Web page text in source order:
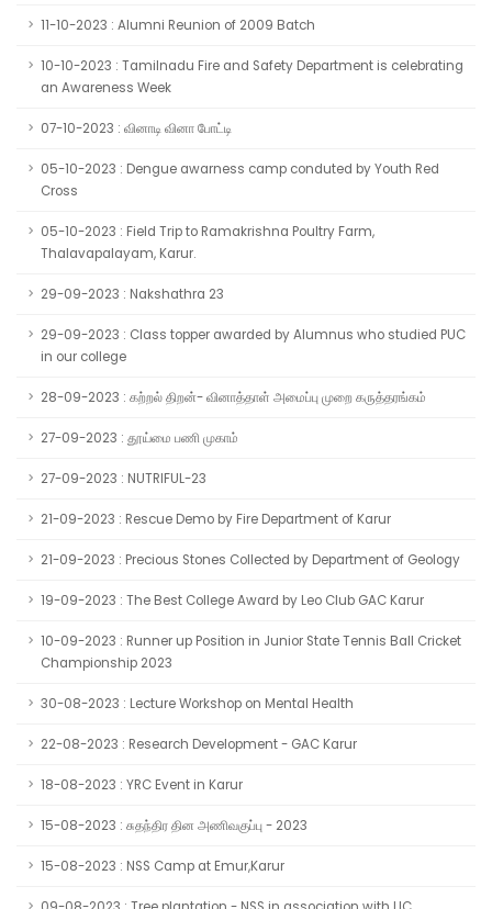
11-10-2023 : Alumni Reunion of 2009 Batch
10-10-2023 : Tamilnadu Fire and Safety Department is celebrating
an Awareness Week
07-10-2023 : வினாடி வினா போட்டி
05-10-2023 : Dengue awarness camp conduted by Youth Red
Cross
05-10-2023 : Field Trip to Ramakrishna Poultry Farm,
Thalavapalayam, Karur.
29-09-2023 : Nakshathra 23
29-09-2023 : Class topper awarded by Alumnus who studied PUC
in our college
28-09-2023 : கற்றல் திறன்- வினாத்தாள் அமைப்பு முறை கருத்தரங்கம்
27-09-2023 : தூய்மை பணி முகாம்
27-09-2023 : NUTRIFUL-23
21-09-2023 : Rescue Demo by Fire Department of Karur
21-09-2023 : Precious Stones Collected by Department of Geology
19-09-2023 : The Best College Award by Leo Club GAC Karur
10-09-2023 : Runner up Position in Junior State Tennis Ball Cricket
Championship 2023
30-08-2023 : Lecture Workshop on Mental Health
22-08-2023 : Research Development - GAC Karur
18-08-2023 : YRC Event in Karur
15-08-2023 : சுதந்திர தின அணிவகுப்பு - 2023
15-08-2023 : NSS Camp at Emur,Karur